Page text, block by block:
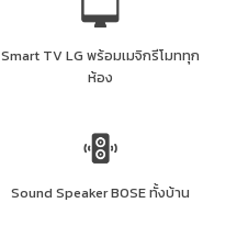
Smart TV LG พร้อมเมจิกรีโมททุก
ห้อง
Sound Speaker BOSE ทั้งบ้าน